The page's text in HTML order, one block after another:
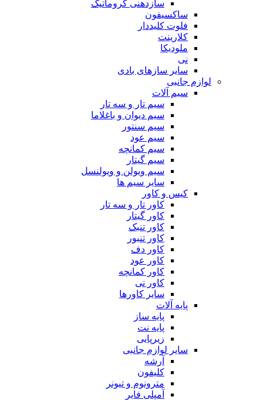
سازدهنی کروماتیک
ساکسیفون
فلوت کلیددار
کلارینت
ملودیکا
نی
سایر سازهای بادی
لوازم جانبی
سیم آلات
سیم تار و سه تار
سیم دیوان و باغلاما
سیم سنتور
سیم عود
سیم کمانچه
سیم گیتار
سیم ویولن و ویولنسل
سایر سیم ها
کیس و کاور
کاور تار و سه تار
کاور گیتار
کاور تنبک
کاور تنبور
کاور دف
کاور عود
کاور کمانچه
کاور نی
سایر کاورها
پایه آلات
پایه ساز
پایه نت
زیرپایی
سایر لوازم جانبی
آرشه
کلیفون
مترونوم و تیونر
آمپلی فایر